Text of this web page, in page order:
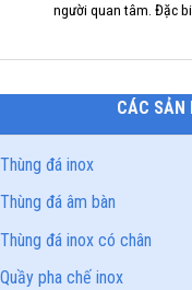
người quan tâm. Đặc
CÁC SẢN
Thùng đá inox
Thùng đá âm bàn
Thùng đá inox có chân
Quầy pha chế inox